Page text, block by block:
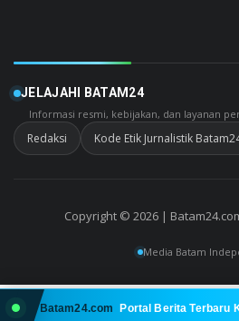
JELAJAHI BATAM24
Informasi resmi, kebijakan, dan layanan
Redaksi Kode Etik Jurnalistik
Copyright © 2026 |
Media Batam
di Batam24.com Portal Berita Terbaru